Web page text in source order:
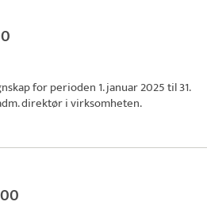
for perioden 1. januar 2025 til 31.
direktør i virksomheten.